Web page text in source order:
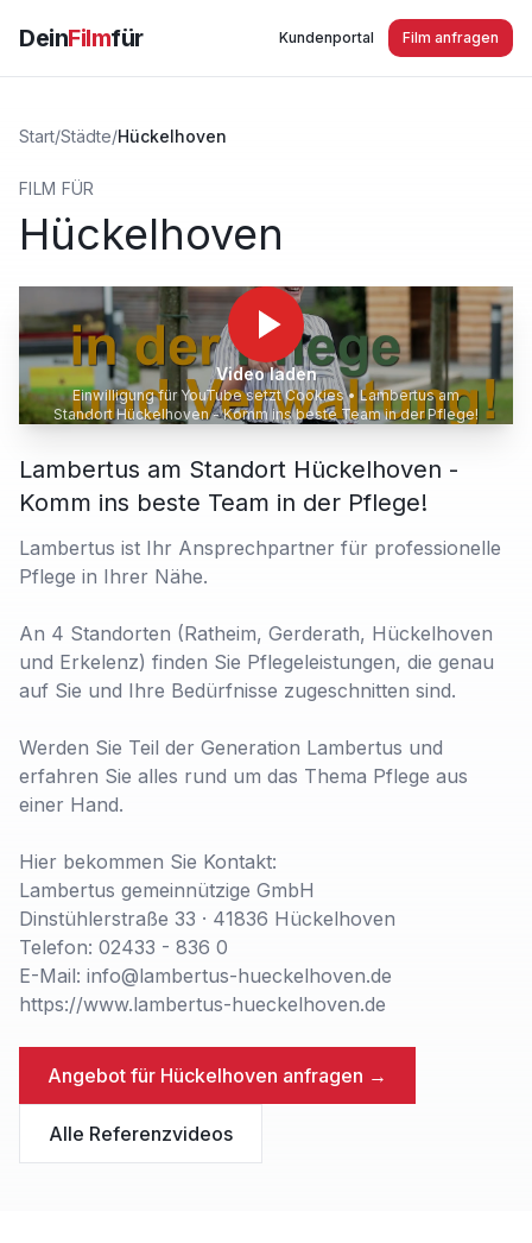
DeinFilmfür Kundenportal Film anfragen
Start/Städte/Hückelhoven
FILM FÜR
Hückelhoven
Video laden
Einwilligung für YouTube setzt Cookies • Lambertus am
Standort Hückelhoven - Komm ins beste Team in der Pflege!
Lambertus am Standort Hückelhoven -
Komm ins beste Team in der Pflege!
Lambertus ist Ihr Ansprechpartner für professionelle
Pflege in Ihrer Nähe.
An 4 Standorten (Ratheim, Gerderath, Hückelhoven
und Erkelenz) finden Sie Pflegeleistungen, die genau
auf Sie und Ihre Bedürfnisse zugeschnitten sind.
Werden Sie Teil der Generation Lambertus und
erfahren Sie alles rund um das Thema Pflege aus
einer Hand.
Hier bekommen Sie Kontakt:
Lambertus gemeinnützige GmbH
Dinstühlerstraße 33 · 41836 Hückelhoven
Telefon: 02433 - 836 0
E-Mail: info@lambertus-hueckelhoven.de
https://www.lambertus-hueckelhoven.de
Angebot für Hückelhoven anfragen →
Alle Referenzvideos